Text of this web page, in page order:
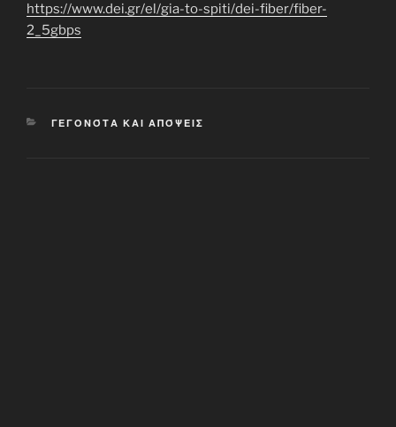
https://www.dei.gr/el/gia-to-spiti/dei-fiber/fiber-
2_5gbps
CATEGORIES
ΓΕΓΟΝΌΤΑ ΚΑΙ ΑΠΌΨΕΙΣ